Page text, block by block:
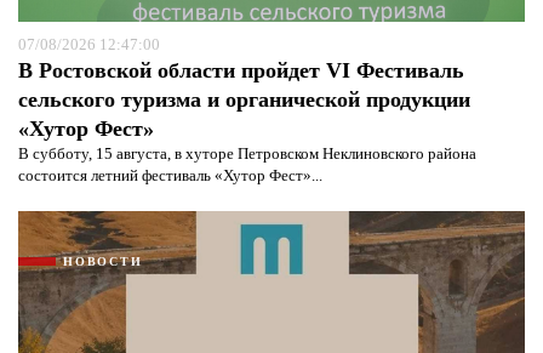
07/08/2026 12:47:00
В Ростовской области пройдет VI Фестиваль
сельского туризма и органической продукции
«Хутор Фест»
В субботу, 15 августа, в хуторе Петровском Неклиновского района
состоится летний фестиваль «Хутор Фест»...
НОВОСТИ